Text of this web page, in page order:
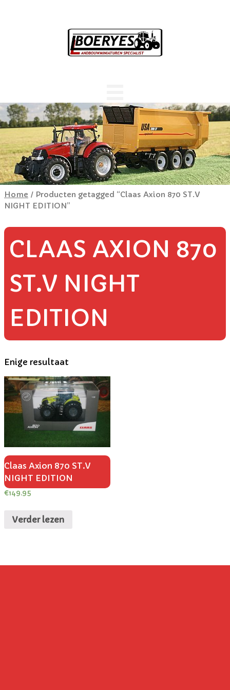
Home / Producten getagged “Claas Axion 870 ST.V
NIGHT EDITION”
CLAAS AXION 870
ST.V NIGHT
EDITION
Enige resultaat
Claas Axion 870 ST.V
NIGHT EDITION
€149.95
Verder lezen